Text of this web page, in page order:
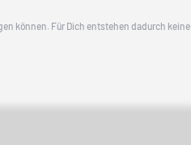
können. Für Dich entstehen dadurch keine